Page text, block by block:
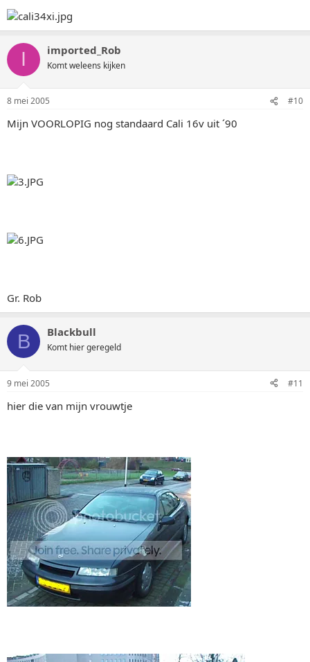
I imported_Rob
Komt weleens kijken
8 mei 2005 #10
Mijn VOORLOPIG nog standaard Cali 16v uit ´90
Gr. Rob
B Blackbull
Komt hier geregeld
9 mei 2005 #11
hier die van mijn vrouwtje